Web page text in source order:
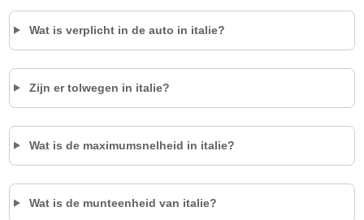
Wat is verplicht in de auto in italie?
Zijn er tolwegen in italie?
Wat is de maximumsnelheid in italie?
Wat is de munteenheid van italie?